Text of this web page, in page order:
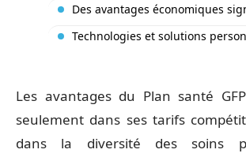
Des avantages économiques
Technologies et solutions
Les avantages du Plan santé
seulement dans ses tarifs
dans la diversité des soins